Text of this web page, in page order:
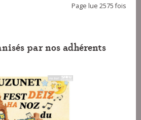
Page lue 2575 fois
par nos adhérents